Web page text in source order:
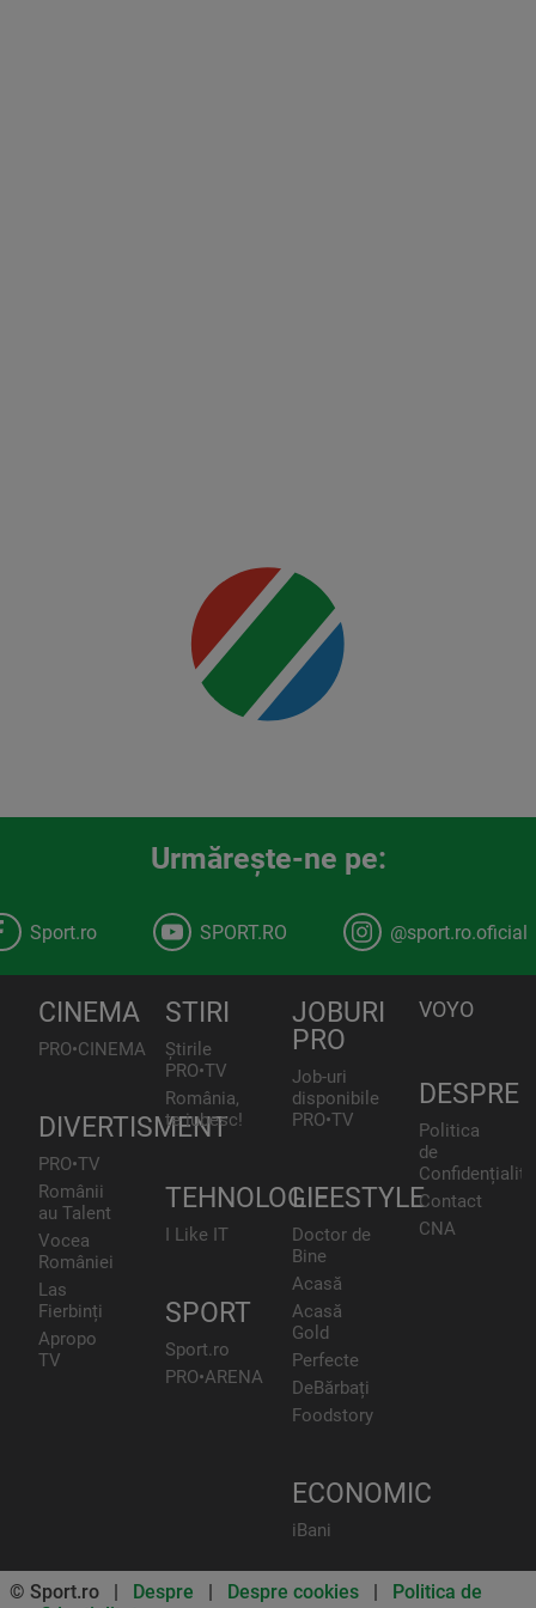
Urmăreşte-ne pe:
Sport.ro SPORT.RO @sport.ro.oficial
CINEMA
PRO•CINEMA
DIVERTISMENT
PRO•TV
Românii
au Talent
Vocea
României
Las
Fierbinți
Apropo
TV
STIRI
Știrile
PRO•TV
România,
te iubesc!
TEHNOLOGIE
I Like IT
SPORT
Sport.ro
PRO•ARENA
JOBURI
PRO
Job-uri
disponibile
PRO•TV
LIFESTYLE
Doctor de
Bine
Acasă
Acasă
Gold
Perfecte
DeBărbați
Foodstory
ECONOMIC
iBani
VOYO
DESPRE
Politica
de
Contact
CNA
© Sport.ro | Despre | Despre cookies | Politica de